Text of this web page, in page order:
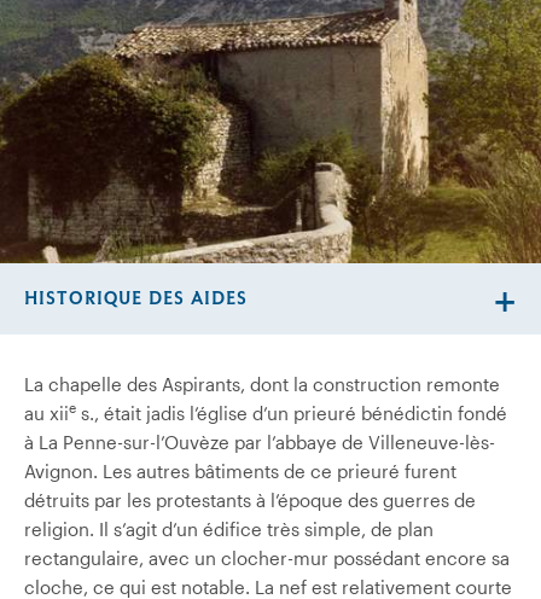
La chapelle des Aspirants, dont la construction remonte
au xiie s., était jadis l’église d’un prieuré bénédictin fondé
à La Penne-sur-l’Ouvèze par l’abbaye de Villeneuve-lès-
Avignon. Les autres bâtiments de ce prieuré furent
détruits par les protestants à l’époque des guerres de
religion. Il s’agit d’un édifice très simple, de plan
rectangulaire, avec un clocher-mur possédant encore sa
cloche, ce qui est notable. La nef est relativement courte
HISTORIQUE DES AIDES